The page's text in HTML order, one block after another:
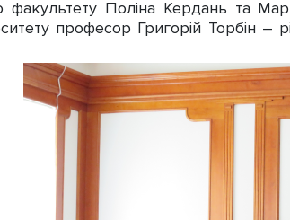
факультету Поліна Кердань та
професор Григорій Торбін –